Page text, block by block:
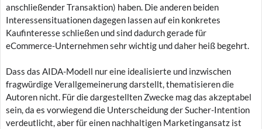
anschließender Transaktion) haben. Die anderen beiden
Interessensituationen dagegen lassen auf ein konkretes
Kaufinteresse schließen und sind dadurch gerade für
eCommerce-Unternehmen sehr wichtig und daher heiß begehrt.
Dass das AIDA-Modell nur eine idealisierte und inzwischen
fragwürdige Verallgemeinerung darstellt, thematisieren die
Autoren nicht. Für die dargestellten Zwecke mag das akzeptabel
sein, da es vorwiegend die Unterscheidung der Sucher-Intention
verdeutlicht, aber für einen nachhaltigen Marketingansatz ist